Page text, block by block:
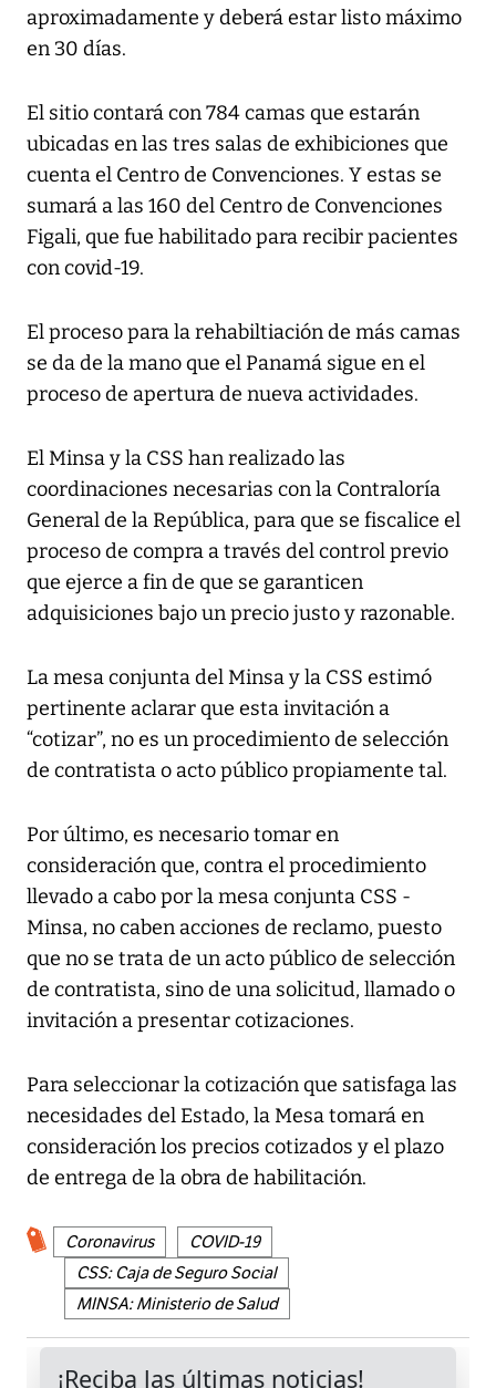
aproximadamente y deberá estar listo máximo
en 30 días.
El sitio contará con 784 camas que estarán
ubicadas en las tres salas de exhibiciones que
cuenta el Centro de Convenciones. Y estas se
sumará a las 160 del Centro de Convenciones
Figali, que fue habilitado para recibir pacientes
con covid-19.
El proceso para la rehabiltiación de más camas
se da de la mano que el Panamá sigue en el
proceso de apertura de nueva actividades.
El Minsa y la CSS han realizado las
coordinaciones necesarias con la Contraloría
General de la República, para que se fiscalice el
proceso de compra a través del control previo
que ejerce a fin de que se garanticen
adquisiciones bajo un precio justo y razonable.
La mesa conjunta del Minsa y la CSS estimó
pertinente aclarar que esta invitación a
“cotizar”, no es un procedimiento de selección
de contratista o acto público propiamente tal.
Por último, es necesario tomar en
consideración que, contra el procedimiento
llevado a cabo por la mesa conjunta CSS -
Minsa, no caben acciones de reclamo, puesto
que no se trata de un acto público de selección
de contratista, sino de una solicitud, llamado o
invitación a presentar cotizaciones.
Para seleccionar la cotización que satisfaga las
necesidades del Estado, la Mesa tomará en
consideración los precios cotizados y el plazo
de entrega de la obra de habilitación.
Coronavirus
COVID-19
CSS: Caja de Seguro Social
MINSA: Ministerio de Salud